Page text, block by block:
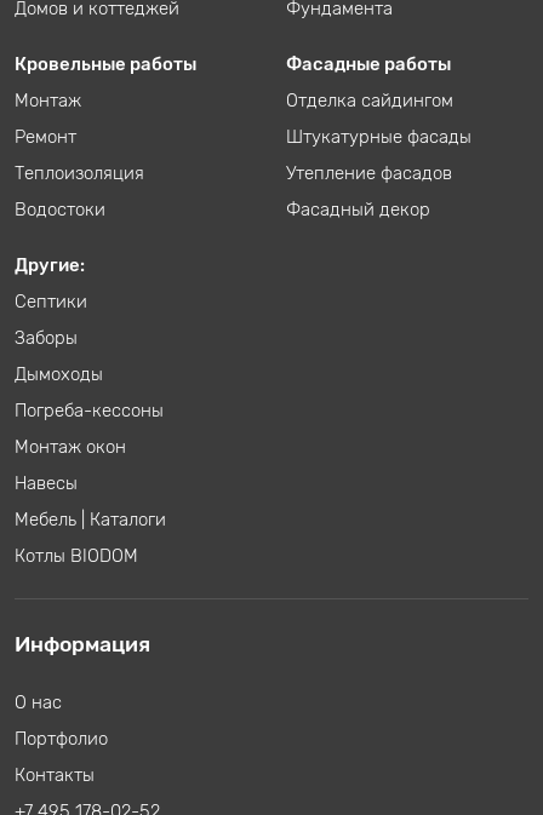
Домов и коттеджей
Фундамента
Кровельные работы
Монтаж
Ремонт
Теплоизоляция
Водостоки
Фасадные работы
Отделка сайдингом
Штукатурные фасады
Утепление фасадов
Фасадный декор
Другие:
Септики
Заборы
Дымоходы
Погреба-кессоны
Монтаж окон
Навесы
Мебель
Каталоги
Котлы BIODOM
Информация
О нас
Портфолио
Контакты